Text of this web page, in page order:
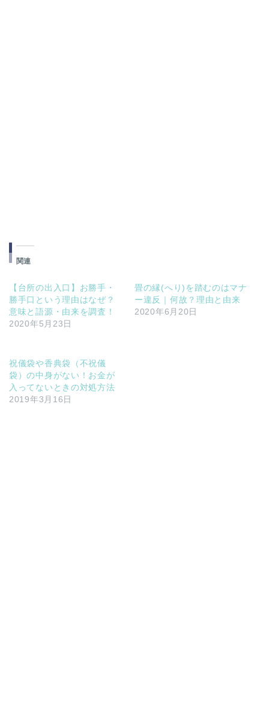
関連
【台所の出入口】お勝手・
勝手口という理由はなぜ？
意味と語源・由来を調査！
2020年5月23日
畳の縁(へり)を踏むのはマナ
ー違反｜何故？理由と由来
2020年6月20日
祝儀袋や香典袋（不祝儀
袋）の中身がない！お金が
入ってないときの対処方法
2019年3月16日